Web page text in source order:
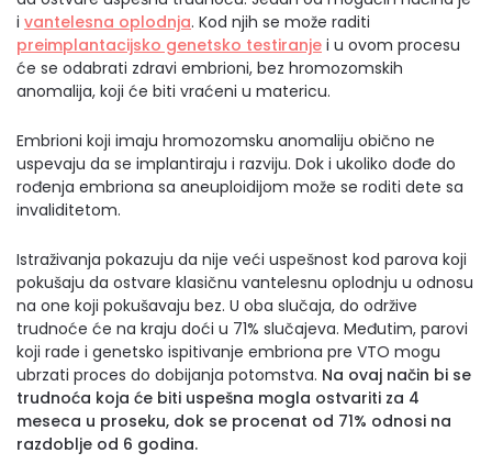
i vantelesna oplodnja. Kod njih se može raditi
preimplantacijsko genetsko testiranje i u ovom procesu
će se odabrati zdravi embrioni, bez hromozomskih
anomalija, koji će biti vraćeni u matericu.
Embrioni koji imaju hromozomsku anomaliju obično ne
uspevaju da se implantiraju i razviju. Dok i ukoliko dođe do
rođenja embriona sa aneuploidijom može se roditi dete sa
invaliditetom.
Istraživanja pokazuju da nije veći uspešnost kod parova koji
pokušaju da ostvare klasičnu vantelesnu oplodnju u odnosu
na one koji pokušavaju bez. U oba slučaja, do održive
trudnoće će na kraju doći u 71% slučajeva. Međutim, parovi
koji rade i genetsko ispitivanje embriona pre VTO mogu
ubrzati proces do dobijanja potomstva. Na ovaj način bi se
trudnoća koja će biti uspešna mogla ostvariti za 4
meseca u proseku, dok se procenat od 71% odnosi na
razdoblje od 6 godina.